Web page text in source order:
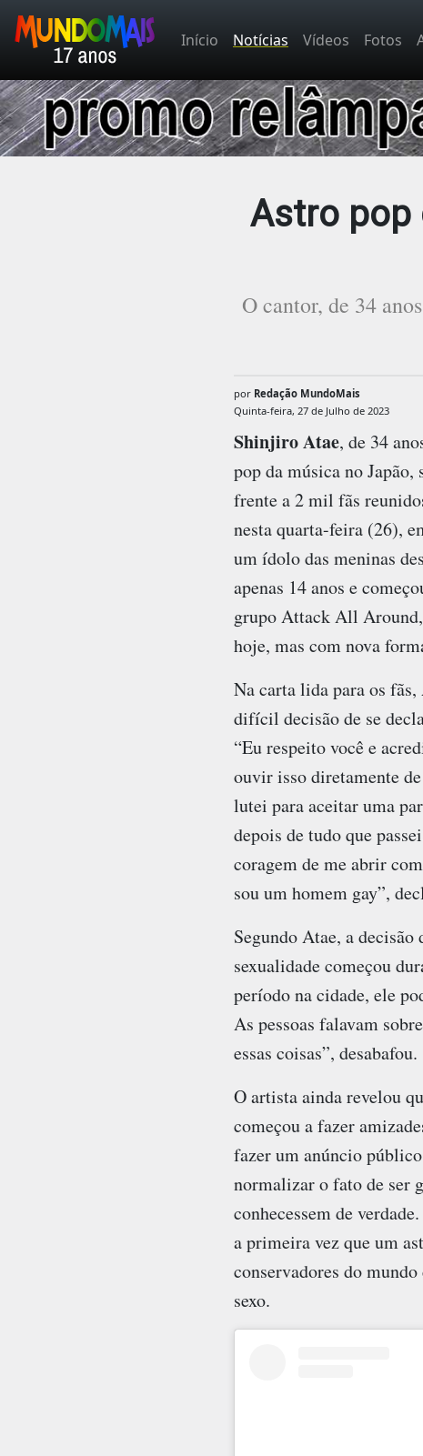
Início Notícias Vídeos Fotos
Astro pop
O cantor, de 34
por Redação MundoMais
Quinta-feira, 27 de Julho de 2023
Shinjiro Atae, de 34
pop da música no Japão,
frente a 2 mil fãs
nesta quarta-feira (26),
um ídolo das meninas
apenas 14 anos e
grupo Attack All Around,
hoje, mas com nova
Na carta lida para os
difícil decisão de se
“Eu respeito você e
ouvir isso diretamente
lutei para aceitar uma
depois de tudo que
coragem de me abrir
sou um homem gay”,
Segundo Atae, a decisão
sexualidade começou
período na cidade, ele
As pessoas falavam
essas coisas”, desabafou.
O artista ainda revelou
começou a fazer
fazer um anúncio
normalizar o fato de ser
conhecessem de
a primeira vez que um
conservadores do
sexo.